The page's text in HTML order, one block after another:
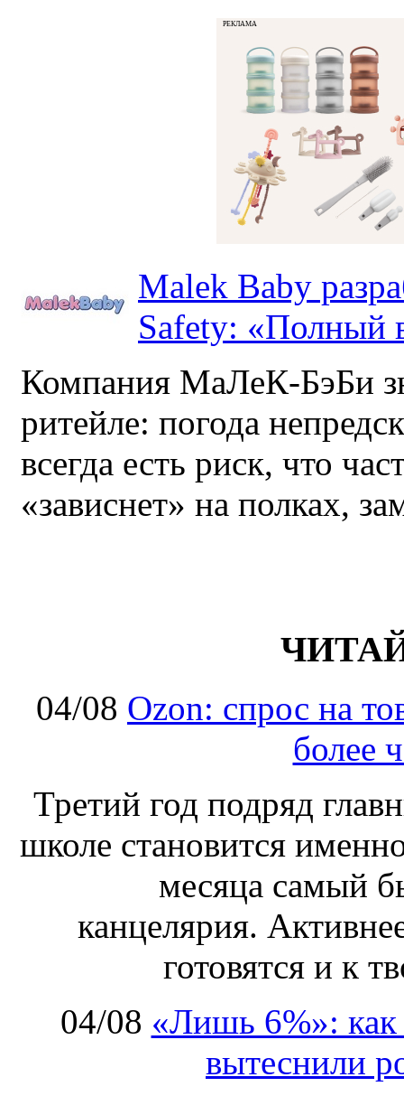
РЕКЛАМА
Malek Baby
Safety: «Полный
Компания МаЛеК-БэБи
ритейле: погода
всегда есть риск, что
«зависнет» на полках,
04/08 Ozon: спрос на
более
Третий год подряд
школе становится
месяца самый
канцелярия.
готовятся и к
04/08 «Лишь 6%»: как
вытеснили